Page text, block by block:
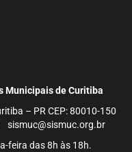
Municipais de Curitiba
– PR CEP: 80010-150
sismuc@sismuc.org.br
feira das 8h às 18h.